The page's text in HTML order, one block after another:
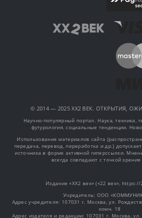
© 2014 — 2025 XX2 ВЕК. ОТКРЫТИЯ,
Научно-популярный портал. Наука, техника,
футурология, социальные тенденции.
Использование материалов сайта
передача, перевод, переработка и др.)
источника в форме активной гиперссылки.
всегда совпадают с точкой
Издание «XX2 век» («22 век»,
Учредитель: OOO
Адрес учредителя: 107031 г. Москва, ул.
комн. 18
Адрес издателя и редакции: 107031 г. Москва,